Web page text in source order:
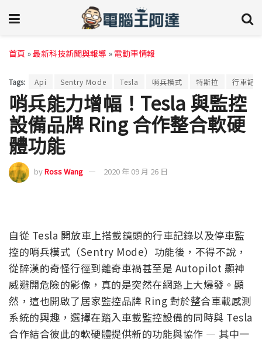
首頁 »最新科技新聞與報導 » 電動車情報
Tags: Api Sentry Mode Tesla 哨兵模式 特斯拉 行車記
哨兵能力增幅！Tesla 與監控
設備品牌 Ring 合作整合軟硬
體功能
byRoss Wang 2020 年 09 月 26 日
自從 Tesla 開放車上搭載鏡頭的行車記錄以及停車監
控的哨兵模式（Sentry Mode）功能後，不得不說，
從醉漢的奇怪行徑到離奇車禍甚至是 Autopilot 顯神
威避開危險的影像，真的是突然在網路上大爆發。顯
然，這也開啟了居家監控品牌 Ring 對於整合車載感測
系統的興趣，選擇在踏入車載監控設備的同時與 Tesla
合作結合彼此的軟硬體提供新的功能與協作 — 其中一